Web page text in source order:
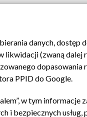
reklamy Kontakt
danych, dostęp
likwidacji (zwaną dalej
PPID do Google.
w tym informacje
bezpiecznych usług,